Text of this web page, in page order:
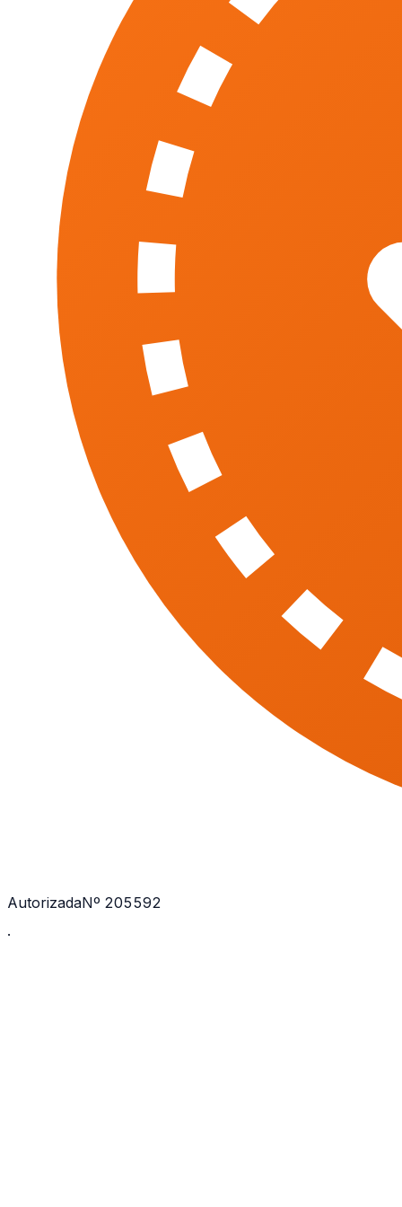
AutorizadaNº 205592
·